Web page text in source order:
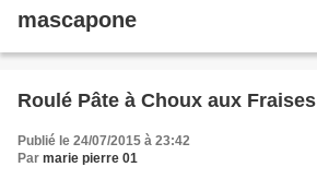
mascapone
Roulé Pâte à Choux aux Fraises
Publié le 24/07/2015 à 23:42
Par marie pierre 01